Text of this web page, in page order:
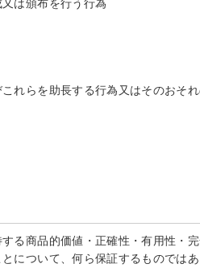
は頒布を行う行為
れらを助長する行為又はそのおそ
る商品的価値・正確性・有用性・
について、何ら保証するものではあ